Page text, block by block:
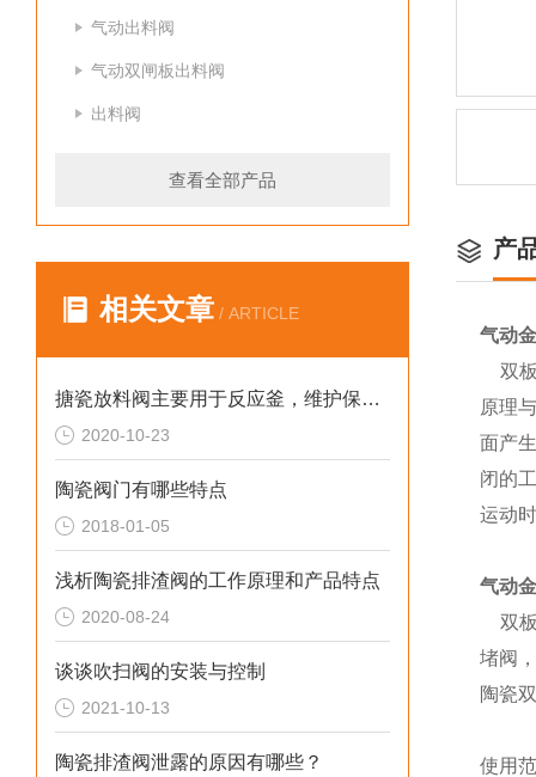
气动出料阀
气动双闸板出料阀
出料阀
查看全部产品
相关文章 / ARTICLE
搪瓷放料阀主要用于反应釜，维护保养方法如下
2020-10-23
陶瓷阀门有哪些特点
2018-01-05
浅析陶瓷排渣阀的工作原理和产品特点
2020-08-24
谈谈吹扫阀的安装与控制
2021-10-13
陶瓷排渣阀泄露的原因有哪些？
产
气动
双板
原理
面产
闭的
运动
气动
双板
堵阀
陶瓷
使用